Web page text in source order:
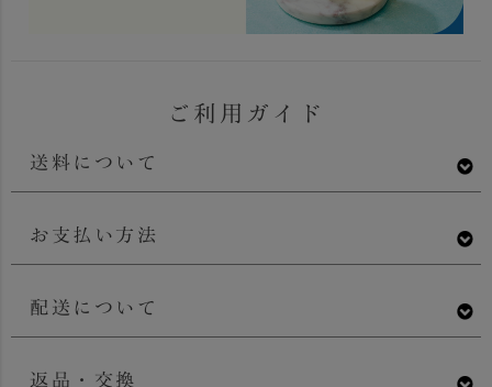
ご利用ガイド
送料について
お支払い方法
配送について
返品・交換